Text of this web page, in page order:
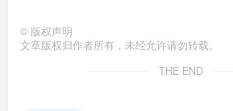
© 版权声明
文章版权归作者所有，未经允许请勿转载。
THE END